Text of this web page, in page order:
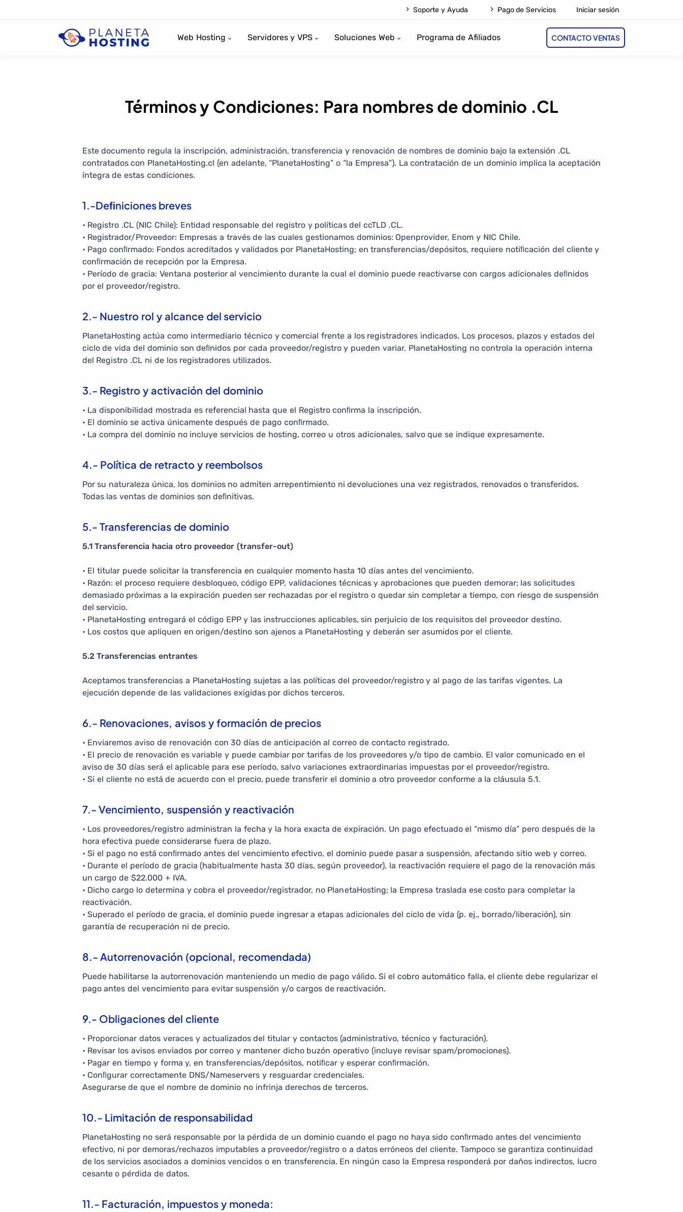
Soporte y Ayuda Pago de Servicios Iniciar sesión
Web Hosting Servidores y VPS Soluciones Web Programa de Afiliados CONTACTO VENTAS
Términos y Condiciones: Para nombres de dominio .CL
Este documento regula la inscripción, administración, transferencia y renovación de nombres de dominio bajo la extensión .CL
contratados con PlanetaHosting.cl (en adelante, “PlanetaHosting” o “la Empresa”). La contratación de un dominio implica la aceptación
íntegra de estas condiciones.
1.-Deﬁniciones breves
• Registro .CL (NIC Chile): Entidad responsable del registro y políticas del ccTLD .CL.
• Registrador/Proveedor: Empresas a través de las cuales gestionamos dominios: Openprovider, Enom y NIC Chile.
• Pago conﬁrmado: Fondos acreditados y validados por PlanetaHosting; en transferencias/depósitos, requiere notiﬁcación del cliente y
conﬁrmación de recepción por la Empresa.
• Período de gracia: Ventana posterior al vencimiento durante la cual el dominio puede reactivarse con cargos adicionales deﬁnidos
por el proveedor/registro.
2.- Nuestro rol y alcance del servicio
PlanetaHosting actúa como intermediario técnico y comercial frente a los registradores indicados. Los procesos, plazos y estados del
ciclo de vida del dominio son deﬁnidos por cada proveedor/registro y pueden variar. PlanetaHosting no controla la operación interna
del Registro .CL ni de los registradores utilizados.
3.- Registro y activación del dominio
• La disponibilidad mostrada es referencial hasta que el Registro conﬁrma la inscripción.
• El dominio se activa únicamente después de pago conﬁrmado.
• La compra del dominio no incluye servicios de hosting, correo u otros adicionales, salvo que se indique expresamente.
4.- Política de retracto y reembolsos
Por su naturaleza única, los dominios no admiten arrepentimiento ni devoluciones una vez registrados, renovados o transferidos.
Todas las ventas de dominios son deﬁnitivas.
5.- Transferencias de dominio
5.1 Transferencia hacia otro proveedor (transfer-out)
• El titular puede solicitar la transferencia en cualquier momento hasta 10 días antes del vencimiento.
• Razón: el proceso requiere desbloqueo, código EPP, validaciones técnicas y aprobaciones que pueden demorar; las solicitudes
demasiado próximas a la expiración pueden ser rechazadas por el registro o quedar sin completar a tiempo, con riesgo de suspensión
del servicio.
• PlanetaHosting entregará el código EPP y las instrucciones aplicables, sin perjuicio de los requisitos del proveedor destino.
• Los costos que apliquen en origen/destino son ajenos a PlanetaHosting y deberán ser asumidos por el cliente.
5.2 Transferencias entrantes
Aceptamos transferencias a PlanetaHosting sujetas a las políticas del proveedor/registro y al pago de las tarifas vigentes. La
ejecución depende de las validaciones exigidas por dichos terceros.
6.- Renovaciones, avisos y formación de precios
• Enviaremos aviso de renovación con 30 días de anticipación al correo de contacto registrado.
• El precio de renovación es variable y puede cambiar por tarifas de los proveedores y/o tipo de cambio. El valor comunicado en el
aviso de 30 días será el aplicable para ese período, salvo variaciones extraordinarias impuestas por el proveedor/registro.
• Si el cliente no está de acuerdo con el precio, puede transferir el dominio a otro proveedor conforme a la cláusula 5.1.
7.- Vencimiento, suspensión y reactivación
• Los proveedores/registro administran la fecha y la hora exacta de expiración. Un pago efectuado el “mismo día” pero después de la
hora efectiva puede considerarse fuera de plazo.
• Si el pago no está conﬁrmado antes del vencimiento efectivo, el dominio puede pasar a suspensión, afectando sitio web y correo.
• Durante el período de gracia (habitualmente hasta 30 días, según proveedor), la reactivación requiere el pago de la renovación más
un cargo de $22.000 + IVA.
• Dicho cargo lo determina y cobra el proveedor/registrador, no PlanetaHosting; la Empresa traslada ese costo para completar la
reactivación.
• Superado el período de gracia, el dominio puede ingresar a etapas adicionales del ciclo de vida (p. ej., borrado/liberación), sin
garantía de recuperación ni de precio.
8.- Autorrenovación (opcional, recomendada)
Puede habilitarse la autorrenovación manteniendo un medio de pago válido. Si el cobro automático falla, el cliente debe regularizar el
pago antes del vencimiento para evitar suspensión y/o cargos de reactivación.
9.- Obligaciones del cliente
• Proporcionar datos veraces y actualizados del titular y contactos (administrativo, técnico y facturación).
• Revisar los avisos enviados por correo y mantener dicho buzón operativo (incluye revisar spam/promociones).
• Pagar en tiempo y forma y, en transferencias/depósitos, notiﬁcar y esperar conﬁrmación.
• Conﬁgurar correctamente DNS/Nameservers y resguardar credenciales.
Asegurarse de que el nombre de dominio no infrinja derechos de terceros.
10.- Limitación de responsabilidad
PlanetaHosting no será responsable por la pérdida de un dominio cuando el pago no haya sido conﬁrmado antes del vencimiento
efectivo, ni por demoras/rechazos imputables a proveedor/registro o a datos erróneos del cliente. Tampoco se garantiza continuidad
de los servicios asociados a dominios vencidos o en transferencia. En ningún caso la Empresa responderá por daños indirectos, lucro
cesante o pérdida de datos.
11.- Facturación, impuestos y moneda: